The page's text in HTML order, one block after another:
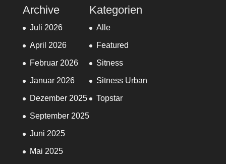
Archive
Juli 2026
April 2026
Februar 2026
Januar 2026
Dezember 2025
September 2025
Juni 2025
Mai 2025
Kategorien
Alle
Featured
Sitness
Sitness Urban
Topstar